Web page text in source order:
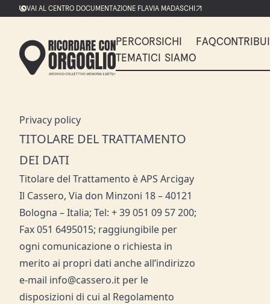
VAI AL CENTRO DOCUMENTAZIONE FLAVIA MADASCHI
PERCORSI
TEMATICI
CHI
SIAMO
FAQ
Privacy policy
TITOLARE DEL TRATTAMENTO
DEI DATI
Titolare del Trattamento è APS Arcigay
Il Cassero, Via don Minzoni 18 – 40121
Bologna – Italia; Tel: + 39 051 09 57 200;
Fax 051 6495015; raggiungibile per
ogni comunicazione o richiesta in
merito ai propri dati anche all’indirizzo
e-mail info@cassero.it per le
disposizioni di cui al Regolamento